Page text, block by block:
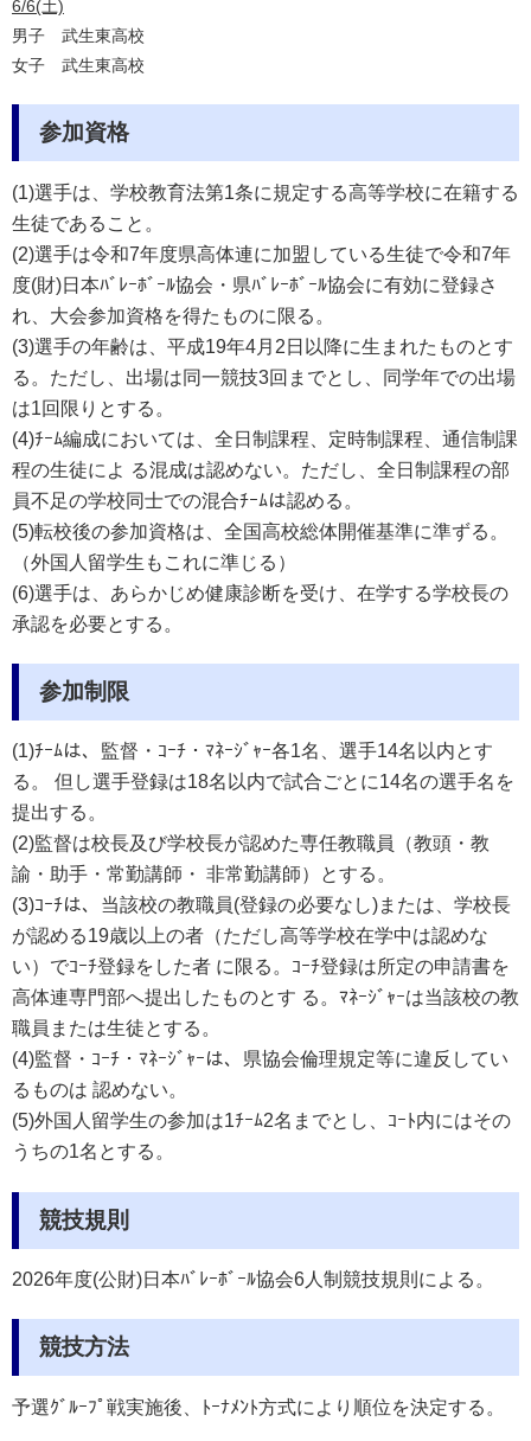
6/6(土)
男子 武生東高校
女子 武生東高校
参加資格
(1)選手は、学校教育法第1条に規定する高等学校に在籍する
生徒であること。
(2)選手は令和7年度県高体連に加盟している生徒で令和7年
度(財)日本ﾊﾞﾚｰﾎﾞｰﾙ協会・県ﾊﾞﾚｰﾎﾞｰﾙ協会に有効に登録さ
れ、大会参加資格を得たものに限る。
(3)選手の年齢は、平成19年4月2日以降に生まれたものとす
る。ただし、出場は同一競技3回までとし、同学年での出場
は1回限りとする。
(4)ﾁｰﾑ編成においては、全日制課程、定時制課程、通信制課
程の生徒によ る混成は認めない。ただし、全日制課程の部
員不足の学校同士での混合ﾁｰﾑは認める。
(5)転校後の参加資格は、全国高校総体開催基準に準ずる。
（外国人留学生もこれに準じる）
(6)選手は、あらかじめ健康診断を受け、在学する学校長の
承認を必要とする。
参加制限
(1)ﾁｰﾑは、監督・ｺｰﾁ・ﾏﾈｰｼﾞｬｰ各1名、選手14名以内とす
る。 但し選手登録は18名以内で試合ごとに14名の選手名を
提出する。
(2)監督は校長及び学校長が認めた専任教職員（教頭・教
諭・助手・常勤講師・ 非常勤講師）とする。
(3)ｺｰﾁは、当該校の教職員(登録の必要なし)または、学校長
が認める19歳以上の者（ただし高等学校在学中は認めな
い）でｺｰﾁ登録をした者 に限る。ｺｰﾁ登録は所定の申請書を
高体連専門部へ提出したものとす る。ﾏﾈｰｼﾞｬｰは当該校の教
職員または生徒とする。
(4)監督・ｺｰﾁ・ﾏﾈｰｼﾞｬｰは、県協会倫理規定等に違反してい
るものは 認めない。
(5)外国人留学生の参加は1ﾁｰﾑ2名までとし、ｺｰﾄ内にはその
うちの1名とする。
競技規則
2026年度(公財)日本ﾊﾞﾚｰﾎﾞｰﾙ協会6人制競技規則による。
競技方法
予選ｸﾞﾙｰﾌﾟ戦実施後、ﾄｰﾅﾒﾝﾄ方式により順位を決定する。